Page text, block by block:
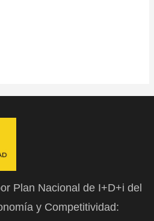
Plan Nacional de I+D+i del
y Competitividad: